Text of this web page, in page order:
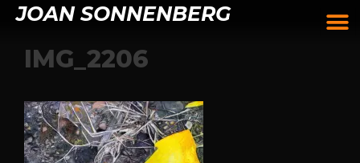
JOAN SONNENBERG
IMG_2206